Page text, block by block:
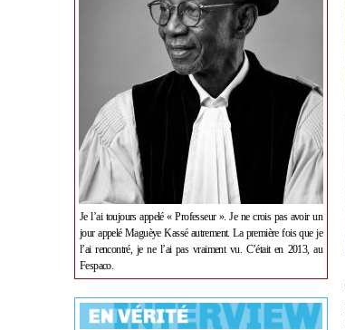
Je l’ai toujours appelé « Professeur ». Je ne crois pas avoir un
jour appelé Maguèye Kassé autrement. La première fois que je
l’ai rencontré, je ne l’ai pas vraiment vu. C’était en 2013, au
Fespaco.